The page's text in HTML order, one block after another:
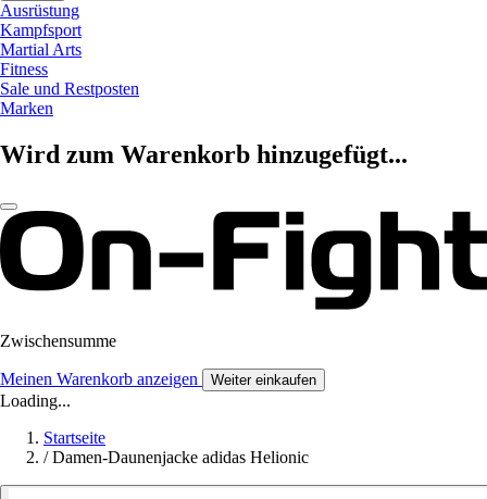
Ausrüstung
Kampfsport
Martial Arts
Fitness
Sale und Restposten
Marken
Wird zum Warenkorb hinzugefügt...
Zwischensumme
Meinen Warenkorb anzeigen Weiter einkaufen
Loading...
Startseite
/ Damen-Daunenjacke adidas Helionic